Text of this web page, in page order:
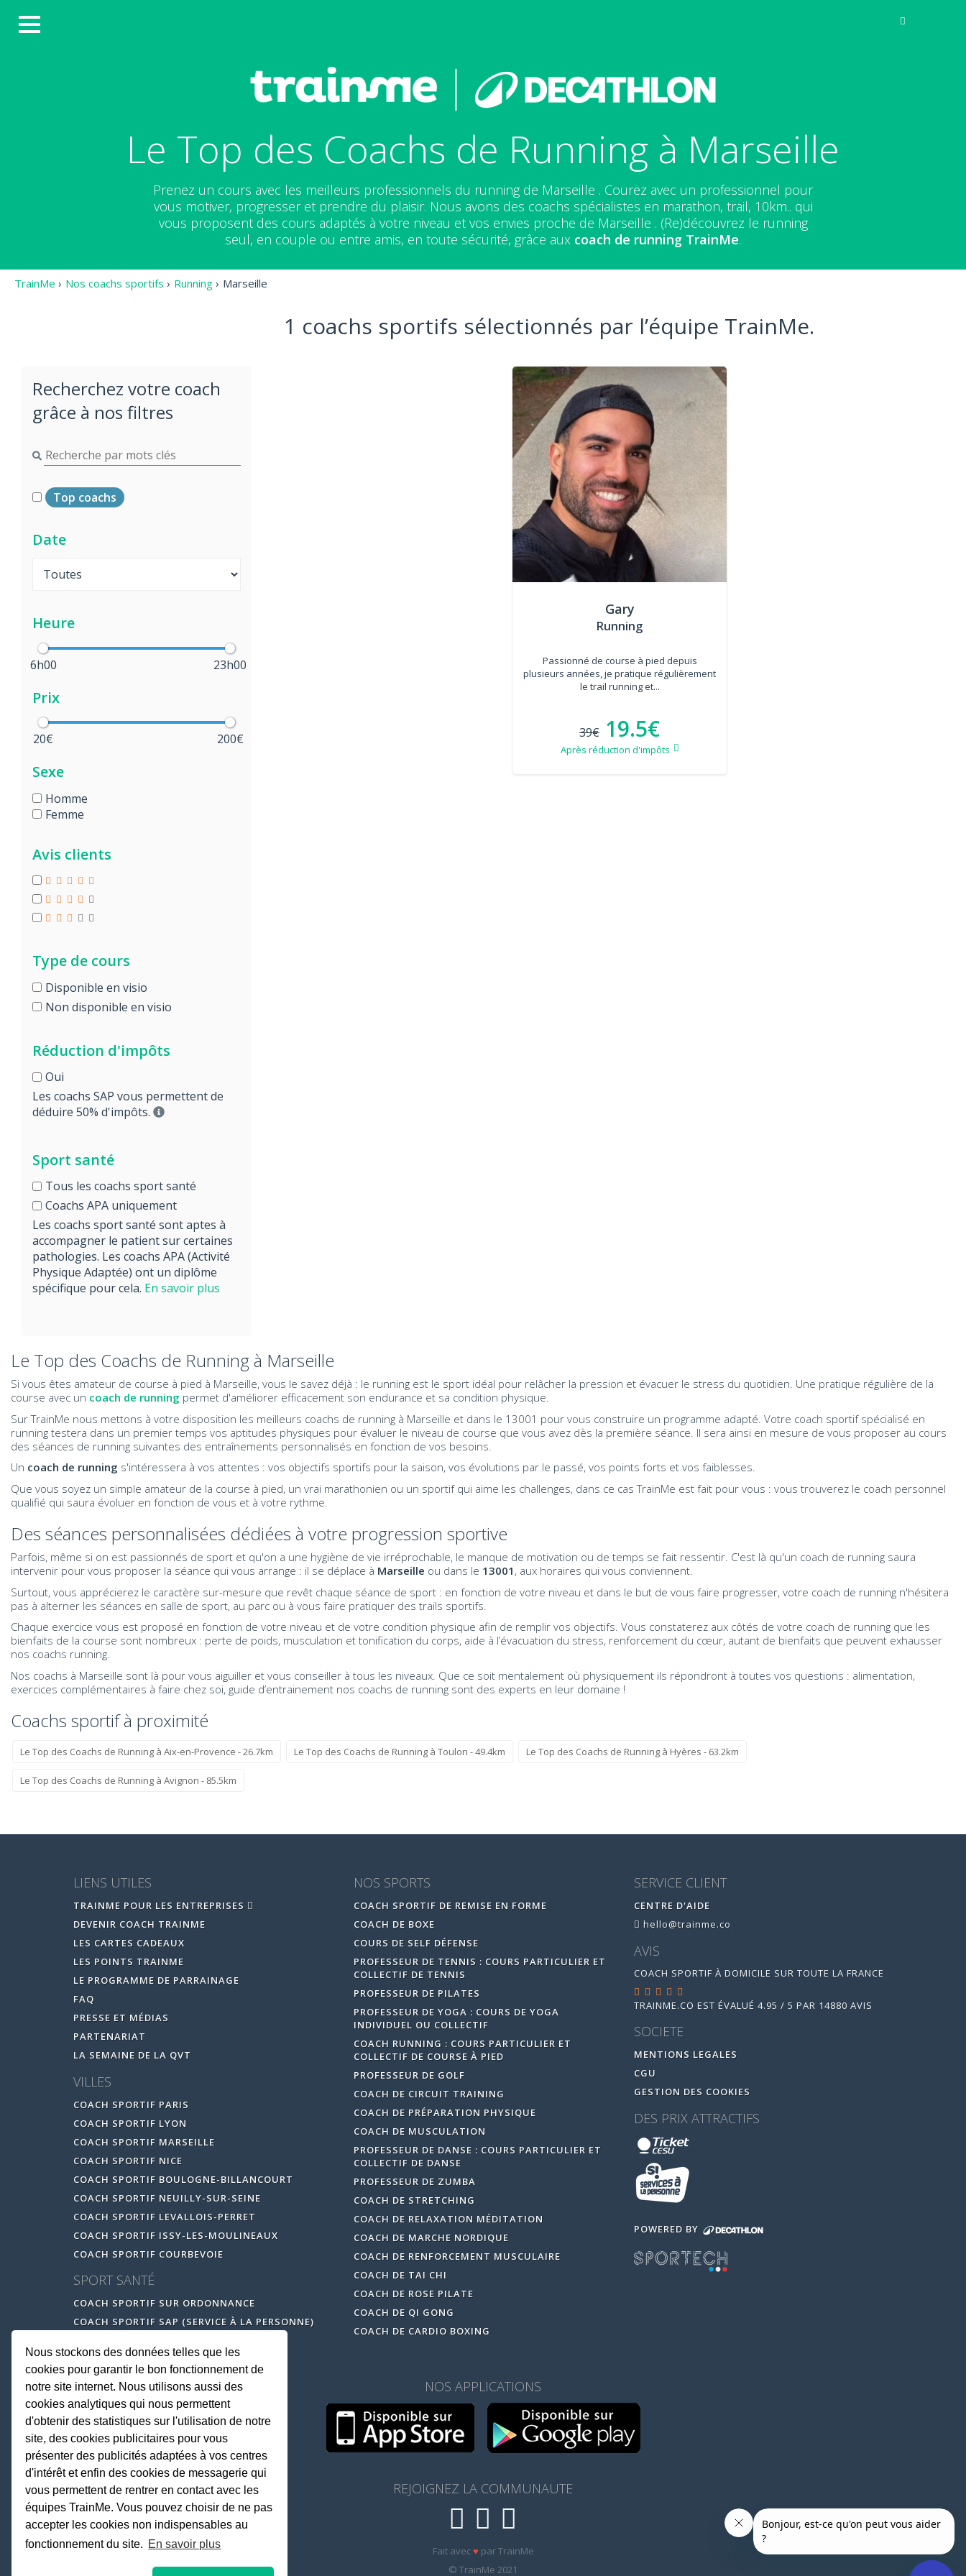
Le Top des Coachs de Running à Marseille
Prenez un cours avec les meilleurs professionnels du running de Marseille . Courez avec un professionnel pour
vous motiver, progresser et prendre du plaisir. Nous avons des coachs spécialistes en marathon, trail, 10km.. qui
vous proposent des cours adaptés à votre niveau et vos envies proche de Marseille . (Re)découvrez le running
seul, en couple ou entre amis, en toute sécurité, grâce aux coach de running TrainMe.
TrainMe › Nos coachs sportifs › Running › Marseille
Recherchez votre coach
grâce à nos filtres
Top coachs
Date
Heure
6h00 23h00
Prix
20€ 200€
Sexe
Homme
Femme
Avis clients
Type de cours
Disponible en visio
Non disponible en visio
Réduction d'impôts
Oui
Les coachs SAP vous permettent de
déduire 50% d'impôts.
Sport santé
Tous les coachs sport santé
Coachs APA uniquement
Les coachs sport santé sont aptes à
accompagner le patient sur certaines
pathologies. Les coachs APA (Activité
Physique Adaptée) ont un diplôme
spécifique pour cela. En savoir plus
1 coachs sportifs sélectionnés par l’équipe TrainMe.
Gary
Running
Passionné de course à pied depuis
plusieurs années, je pratique régulièrement
le trail running et...
39€ 19.5€
Après réduction d'impôts
Le Top des Coachs de Running à Marseille
Si vous êtes amateur de course à pied à Marseille, vous le savez déjà : le running est le sport idéal pour relâcher la pression et évacuer le stress du quotidien. Une pratique régulière de la
course avec un coach de running permet d'améliorer efficacement son endurance et sa condition physique.
Sur TrainMe nous mettons à votre disposition les meilleurs coachs de running à Marseille et dans le 13001 pour vous construire un programme adapté. Votre coach sportif spécialisé en
running testera dans un premier temps vos aptitudes physiques pour évaluer le niveau de course que vous avez dès la première séance. Il sera ainsi en mesure de vous proposer au cours
des séances de running suivantes des entraînements personnalisés en fonction de vos besoins.
Un coach de running s'intéressera à vos attentes : vos objectifs sportifs pour la saison, vos évolutions par le passé, vos points forts et vos faiblesses.
Que vous soyez un simple amateur de la course à pied, un vrai marathonien ou un sportif qui aime les challenges, dans ce cas TrainMe est fait pour vous : vous trouverez le coach personnel
qualifié qui saura évoluer en fonction de vous et à votre rythme.
Des séances personnalisées dédiées à votre progression sportive
Parfois, même si on est passionnés de sport et qu'on a une hygiène de vie irréprochable, le manque de motivation ou de temps se fait ressentir. C'est là qu'un coach de running saura
intervenir pour vous proposer la séance qui vous arrange : il se déplace à Marseille ou dans le 13001 , aux horaires qui vous conviennent.
Surtout, vous apprécierez le caractère sur-mesure que revêt chaque séance de sport : en fonction de votre niveau et dans le but de vous faire progresser, votre coach de running n'hésitera
pas à alterner les séances en salle de sport, au parc ou à vous faire pratiquer des trails sportifs.
Chaque exercice vous est proposé en fonction de votre niveau et de votre condition physique afin de remplir vos objectifs. Vous constaterez aux côtés de votre coach de running que les
bienfaits de la course sont nombreux : perte de poids, musculation et tonification du corps, aide à l’évacuation du stress, renforcement du cœur, autant de bienfaits que peuvent exhausser
nos coachs running.
Nos coachs à Marseille sont là pour vous aiguiller et vous conseiller à tous les niveaux. Que ce soit mentalement où physiquement ils répondront à toutes vos questions : alimentation,
exercices complémentaires à faire chez soi, guide d’entrainement nos coachs de running sont des experts en leur domaine !
Coachs sportif à proximité
Le Top des Coachs de Running à Aix-en-Provence - 26.7km Le Top des Coachs de Running à Toulon - 49.4km Le Top des Coachs de Running à Hyères - 63.2km
Le Top des Coachs de Running à Avignon - 85.5km
LIENS UTILES
TRAINME POUR LES ENTREPRISES
DEVENIR COACH TRAINME
LES CARTES CADEAUX
LES POINTS TRAINME
LE PROGRAMME DE PARRAINAGE
FAQ
PRESSE ET MÉDIAS
PARTENARIAT
LA SEMAINE DE LA QVT
VILLES
COACH SPORTIF PARIS
COACH SPORTIF LYON
COACH SPORTIF MARSEILLE
COACH SPORTIF NICE
COACH SPORTIF BOULOGNE-BILLANCOURT
COACH SPORTIF NEUILLY-SUR-SEINE
COACH SPORTIF LEVALLOIS-PERRET
COACH SPORTIF ISSY-LES-MOULINEAUX
COACH SPORTIF COURBEVOIE
SPORT SANTÉ
COACH SPORTIF SUR ORDONNANCE
COACH SPORTIF SAP (SERVICE À LA PERSONNE)
NOS SPORTS
COACH SPORTIF DE REMISE EN FORME
COACH DE BOXE
COURS DE SELF DÉFENSE
PROFESSEUR DE TENNIS : COURS PARTICULIER ET
COLLECTIF DE TENNIS
PROFESSEUR DE PILATES
PROFESSEUR DE YOGA : COURS DE YOGA
INDIVIDUEL OU COLLECTIF
COACH RUNNING : COURS PARTICULIER ET
COLLECTIF DE COURSE À PIED
PROFESSEUR DE GOLF
COACH DE CIRCUIT TRAINING
COACH DE PRÉPARATION PHYSIQUE
COACH DE MUSCULATION
PROFESSEUR DE DANSE : COURS PARTICULIER ET
COLLECTIF DE DANSE
PROFESSEUR DE ZUMBA
COACH DE STRETCHING
COACH DE RELAXATION MÉDITATION
COACH DE MARCHE NORDIQUE
COACH DE RENFORCEMENT MUSCULAIRE
COACH DE TAI CHI
COACH DE ROSE PILATE
COACH DE QI GONG
COACH DE CARDIO BOXING
SERVICE CLIENT
CENTRE D'AIDE
hello@trainme.co
AVIS
COACH SPORTIF À DOMICILE SUR TOUTE LA FRANCE
TRAINME.CO EST ÉVALUÉ 4.95 / 5 PAR 14880 AVIS
SOCIETE
MENTIONS LEGALES
CGU
GESTION DES COOKIES
DES PRIX ATTRACTIFS
POWERED BY
NOS APPLICATIONS
REJOIGNEZ LA COMMUNAUTE
Fait avec♥ par TrainMe
© TrainMe 2021
Nous stockons des données telles que les
cookies pour garantir le bon fonctionnement de
notre site internet. Nous utilisons aussi des
cookies analytiques qui nous permettent
d'obtenir des statistiques sur l'utilisation de notre
site, des cookies publicitaires pour vous
présenter des publicités adaptées à vos centres
d'intérêt et enfin des cookies de messagerie qui
vous permettent de rentrer en contact avec les
équipes TrainMe. Vous pouvez choisir de ne pas
accepter les cookies non indispensables au
fonctionnement du site. En savoir plus